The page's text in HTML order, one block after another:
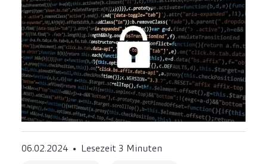
06.02.2024 Lesezeit 3 Minuten